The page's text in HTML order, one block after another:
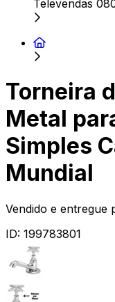
Televendas
Torneira
Metal
Simples
Mundial
Vendido e entregue
ID: 199783801